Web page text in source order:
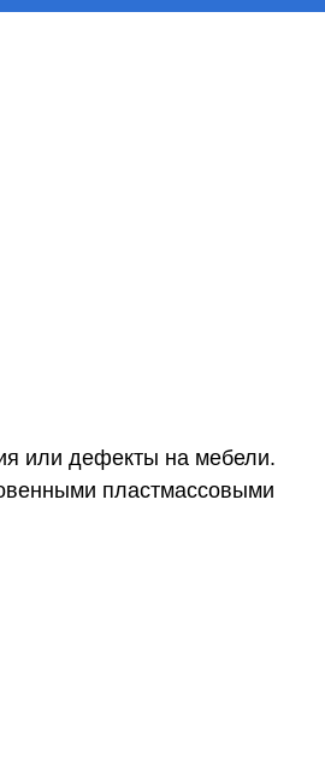
или дефекты на мебели.
пластмассовыми